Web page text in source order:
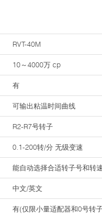
RVT-40M
10～4000万 cp
有
可输出粘温时间曲线
R2-R7号转子
0.1-200转/分 无级变速
能自动选择合适转子号和转
中文/英文
有(仅限小量适配器和0号转